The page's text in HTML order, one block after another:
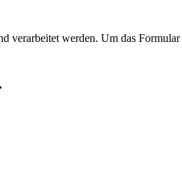
verarbeitet werden. Um das Formular